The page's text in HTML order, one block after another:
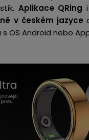
Aplikace QRing
v českém jazyce
OS Android nebo